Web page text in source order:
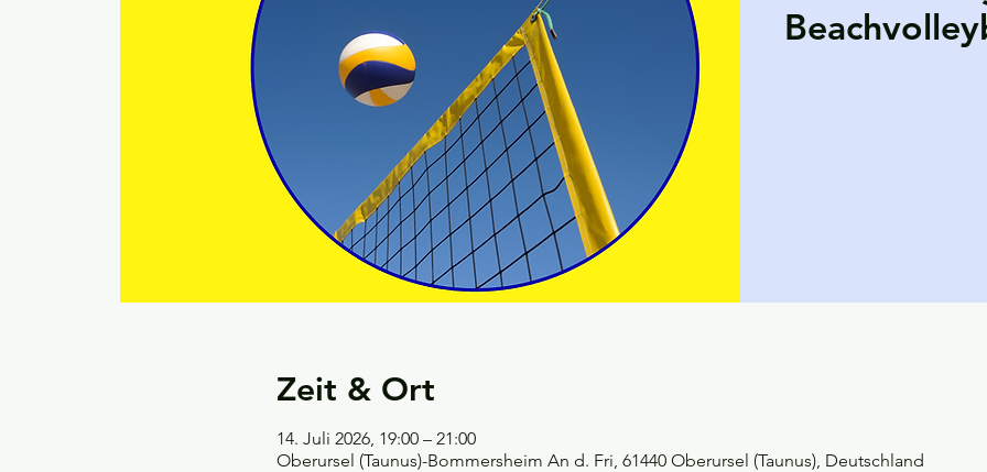
Zeit & Ort
14. Juli 2026, 19:00 – 21:00
Oberursel (Taunus)-Bommersheim An d. Fri, 61440 Oberursel (Taunus), Deutschland